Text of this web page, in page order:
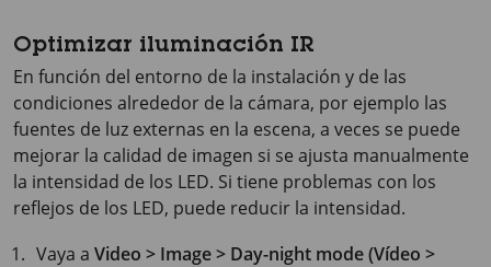
Optimizar iluminación IR
En función del entorno de la instalación y de las
condiciones alrededor de la cámara, por ejemplo las
fuentes de luz externas en la escena, a veces se puede
mejorar la calidad de imagen si se ajusta manualmente
la intensidad de los LED. Si tiene problemas con los
reflejos de los LED, puede reducir la intensidad.
Vaya aVideo > Image > Day-night mode (Vídeo >